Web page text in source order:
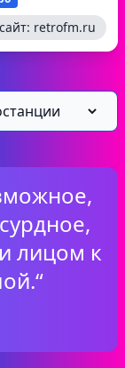
retrofm.ru
лицом к